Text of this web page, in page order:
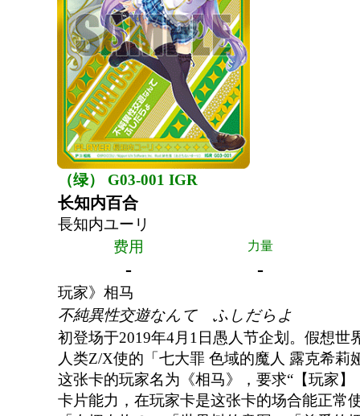
（绿） G03-001 IGR
长知内百合
長知内ユーリ
费用
力量
- -
玩家》相马
不純異性交遊なんて ふしだらよ
初登场于2019年4月1日愚人节企划。假想世
人类Z/X使的「七大罪 色域的魔人 露克希莉
这张卡的玩家名为《相马》，要求“【玩家】
卡片能力，在玩家卡是这张卡的场合能正常